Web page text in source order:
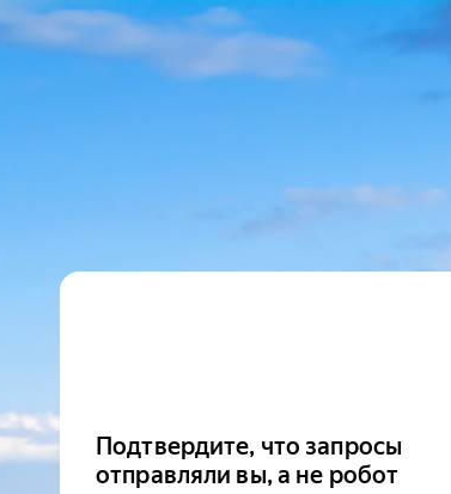
Подтвердите, что запросы
отправляли вы, а не робот